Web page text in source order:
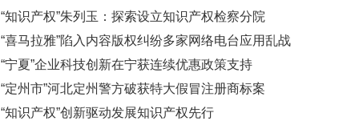
“知识产权”朱列玉：探索设立知识产权检察分院
“喜马拉雅”陷入内容版权纠纷多家网络电台应用乱战
“宁夏”企业科技创新在宁获连续优惠政策支持
“定州市”河北定州警方破获特大假冒注册商标案
“知识产权”创新驱动发展知识产权先行